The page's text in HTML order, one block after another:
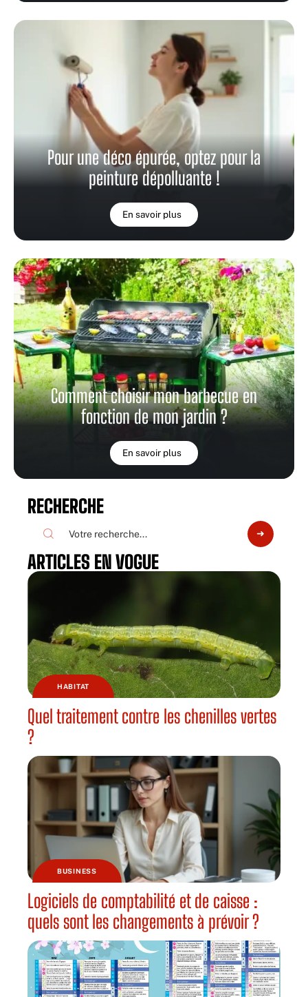
Pour une déco épurée, optez pour la
peinture dépolluante !
En savoir plus
Comment choisir mon barbecue en
fonction de mon jardin ?
En savoir plus
RECHERCHE
ARTICLES EN VOGUE
HABITAT
Quel traitement contre les chenilles vertes
?
BUSINESS
Logiciels de comptabilité et de caisse :
quels sont les changements à prévoir ?